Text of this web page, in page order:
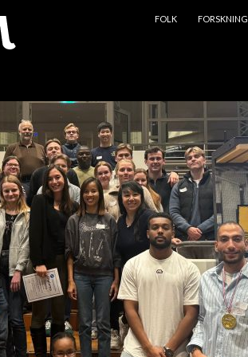
FOLK
FORSKNING